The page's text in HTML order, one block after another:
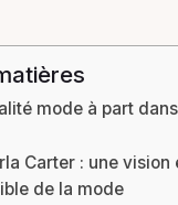
mode à part
Carter : une vision
de la mode